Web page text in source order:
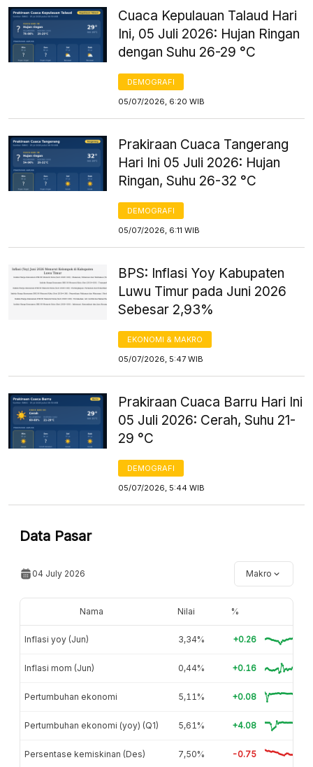
Cuaca Kepulauan Talaud Hari
Ini, 05 Juli 2026: Hujan Ringan
dengan Suhu 26-29 °C
DEMOGRAFI
05/07/2026, 6:20 WIB
Prakiraan Cuaca Tangerang
Hari Ini 05 Juli 2026: Hujan
Ringan, Suhu 26-32 °C
DEMOGRAFI
05/07/2026, 6:11 WIB
BPS: Inflasi Yoy Kabupaten
Luwu Timur pada Juni 2026
Sebesar 2,93%
EKONOMI & MAKRO
05/07/2026, 5:47 WIB
Prakiraan Cuaca Barru Hari Ini
05 Juli 2026: Cerah, Suhu 21-
29 °C
DEMOGRAFI
05/07/2026, 5:44 WIB
Data Pasar
04 July 2026 Makro
Nama Nilai %
Inflasi yoy (Jun) 3,34% +0.26
Inflasi mom (Jun) 0,44% +0.16
Pertumbuhan ekonomi 5,11% +0.08
Pertumbuhan ekonomi (yoy) (Q1) 5,61% +4.08
Persentase kemiskinan (Des) 7,50% -0.75